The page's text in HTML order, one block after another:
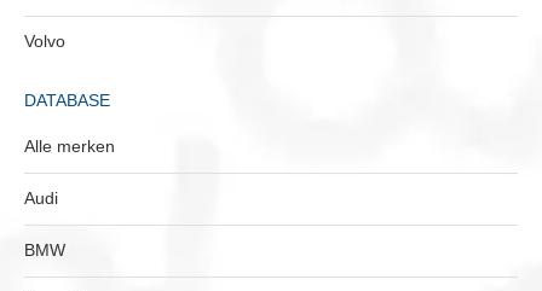
Volvo
DATABASE
Alle merken
Audi
BMW